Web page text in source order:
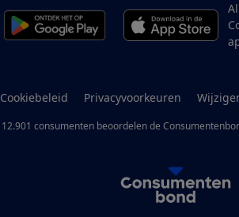
Cookiebeleid Privacyvoorkeuren
12.901 consumenten beoordelen de